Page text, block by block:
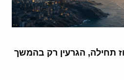
תחילה, הגרעין רק בהמשך